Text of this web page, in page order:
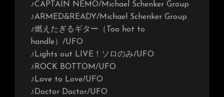
♪CAPTAIN NEMO/Michael Schenker Group
♪ARMED&READY/Michael Schenker Group
♪燃えたぎるギター（Too hot to
handle）/UFO
♪Lights out LIVE！ソロのみ/UFO
♪ROCK BOTTOM/UFO
♪Love to Love/UFO
♪Doctor Doctor/UFO